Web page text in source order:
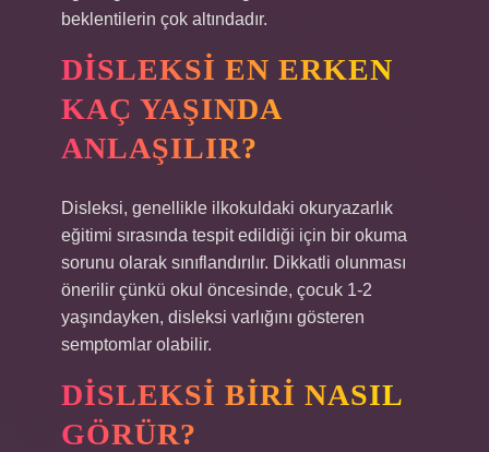
beklentilerin çok altındadır.
DISLEKSI EN ERKEN
KAÇ YAŞINDA
ANLAŞILIR?
Disleksi, genellikle ilkokuldaki okuryazarlık
eğitimi sırasında tespit edildiği için bir okuma
sorunu olarak sınıflandırılır. Dikkatli olunması
önerilir çünkü okul öncesinde, çocuk 1-2
yaşındayken, disleksi varlığını gösteren
semptomlar olabilir.
DISLEKSI BIRI NASIL
GÖRÜR?